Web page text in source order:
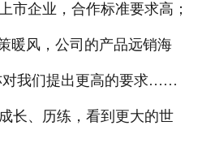
市企业，合作标准要求高；
暖风，公司的产品远销海
对我们提出更高的要求……
长、历练，看到更大的世